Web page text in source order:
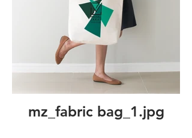
mz_fabric bag_1.jpg